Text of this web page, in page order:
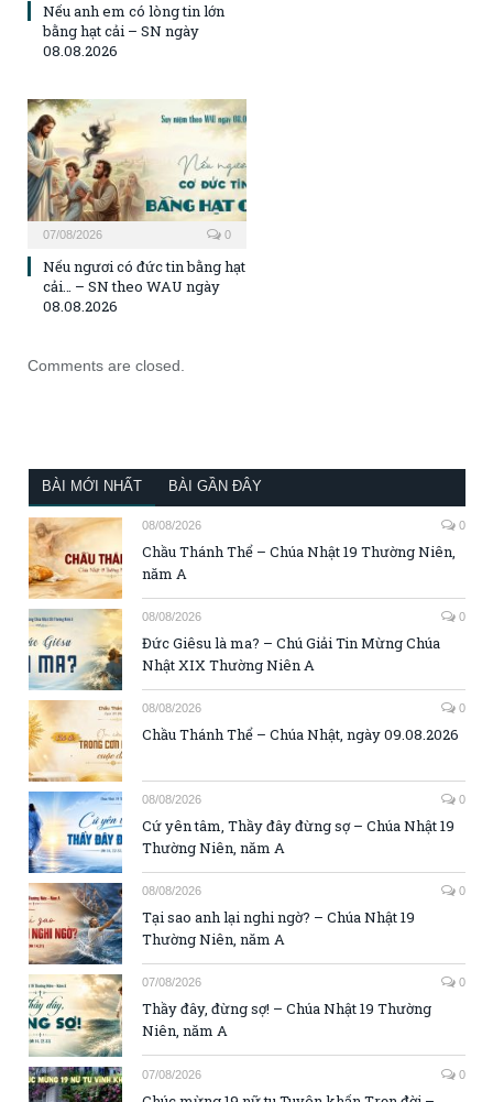
Nếu anh em có lòng tin lớn
bằng hạt cải – SN ngày
08.08.2026
07/08/2026 0
Nếu ngươi có đức tin bằng hạt
cải… – SN theo WAU ngày
08.08.2026
Comments are closed.
BÀI MỚI NHẤT BÀI GẦN ĐÂY
08/08/2026 0
Chầu Thánh Thể – Chúa Nhật 19 Thường Niên,
năm A
08/08/2026 0
Đức Giêsu là ma? – Chú Giải Tin Mừng Chúa
Nhật XIX Thường Niên A
08/08/2026 0
Chầu Thánh Thể – Chúa Nhật, ngày 09.08.2026
08/08/2026 0
Cứ yên tâm, Thầy đây đừng sợ – Chúa Nhật 19
Thường Niên, năm A
08/08/2026 0
Tại sao anh lại nghi ngờ? – Chúa Nhật 19
Thường Niên, năm A
07/08/2026 0
Thầy đây, đừng sợ! – Chúa Nhật 19 Thường
Niên, năm A
07/08/2026 0